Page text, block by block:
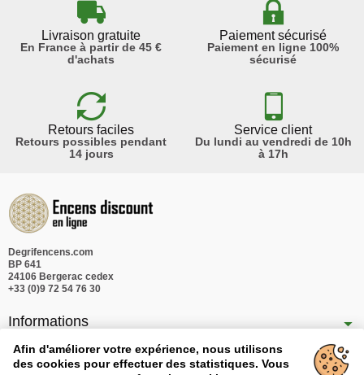
Livraison gratuite
En France à partir de 45 €
d'achats
Paiement sécurisé
Paiement en ligne 100%
sécurisé
Retours faciles
Retours possibles pendant
14 jours
Service client
Du lundi au vendredi de 10h
à 17h
Degrifencens.com
BP 641
24106 Bergerac cedex
+33 (0)9 72 54 76 30
Informations
Nos produits
Afin d'améliorer votre expérience, nous utilisons
des cookies pour effectuer des statistiques. Vous